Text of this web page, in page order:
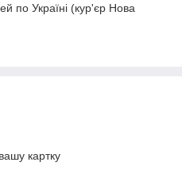
по Україні (кур'єр Нова
картку